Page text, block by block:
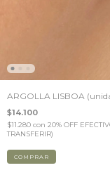
ARGOLLA LISBOA
$14.100
$11.280 con 20% OFF
TRANSFERIR)
COMPRAR